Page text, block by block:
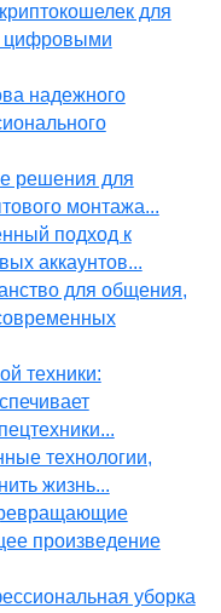
для
цифровыми
надежного
решения для
монтажа...
подход к
аккаунтов...
для общения,
техники:
технологии,
жизнь...
произведение
уборка